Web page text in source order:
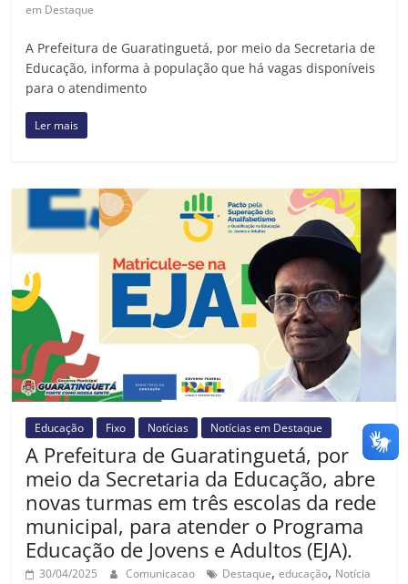
em Destaque
A Prefeitura de Guaratinguetá, por meio da Secretaria de
Educação, informa à população que há vagas disponíveis
para o atendimento
Ler mais
Educação Fixo Notícias Notícias em Destaque
A Prefeitura de Guaratinguetá, por
meio da Secretaria da Educação, abre
novas turmas em três escolas da rede
municipal, para atender o Programa
Educação de Jovens e Adultos (EJA).
30/04/2025 Comunicacao Destaque,educação, Notícia